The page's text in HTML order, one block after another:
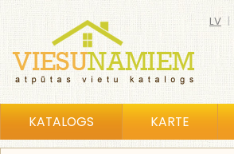
LV |
KATALOGS KARTE